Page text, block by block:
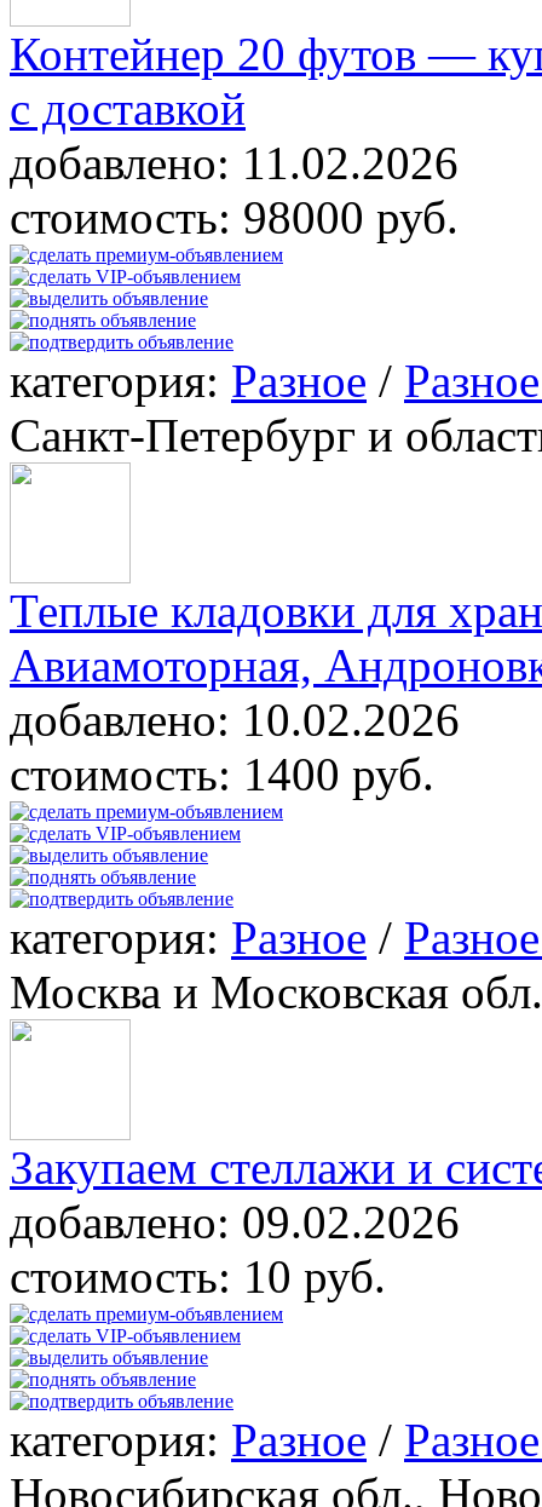
Контейнер 20 футов —
с доставкой
добавлено: 11.02.2026
стоимость: 98000 руб.
категория: Разное /
Санкт-Петербург и
Теплые кладовки для
Авиамоторная,
добавлено: 10.02.2026
стоимость: 1400 руб.
категория: Разное /
Москва и Московская
Закупаем стеллажи и
добавлено: 09.02.2026
стоимость: 10 руб.
категория: Разное /
Новосибирская обл.,